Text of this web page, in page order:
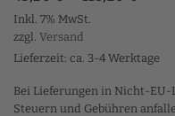
Inkl. 7% MwSt.
zzgl. Versand
Lieferzeit: ca. 3-4 Werktage
Bei Lieferungen in Nicht-EU-
Steuern und Gebühren